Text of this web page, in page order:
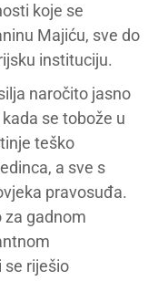
koje se
Majiću, sve do
instituciju.
naročito jasno
se tobože u
teško
a sve s
pravosuđa.
za gadnom
se riješio